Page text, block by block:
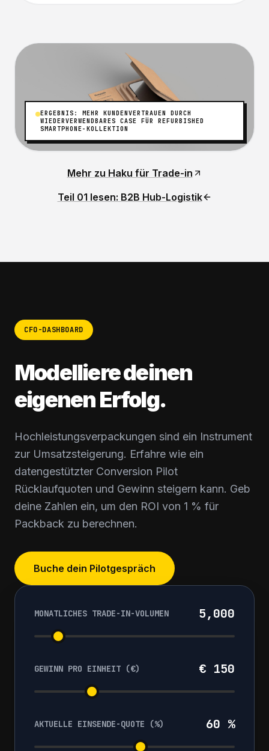
ERGEBNIS: MEHR KUNDENVERTRAUEN DURCH
WIEDERVERWENDBARES CASE FÜR REFURBISHED
SMARTPHONE-KOLLEKTION
Mehr zu Haku für Trade-in
Teil 01 lesen: B2B Hub-Logistik
CFO-DASHBOARD
Modelliere deinen
eigenen Erfolg.
Hochleistungsverpackungen sind ein Instrument
zur Umsatzsteigerung. Erfahre wie ein
datengestützter Conversion Pilot
Rücklaufquoten und Gewinn steigern kann. Geb
deine Zahlen ein, um den ROI von 1 % für
Packback zu berechnen.
Buche dein Pilotgespräch
MONATLICHES TRADE-IN-VOLUMEN 5,000
GEWINN PRO EINHEIT (€) € 150
AKTUELLE EINSENDE-QUOTE (%) 60 %